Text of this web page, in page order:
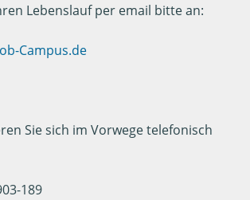
Lebenslauf per email bitte an:
Campus.de
Sie sich im Vorwege telefonisch
189